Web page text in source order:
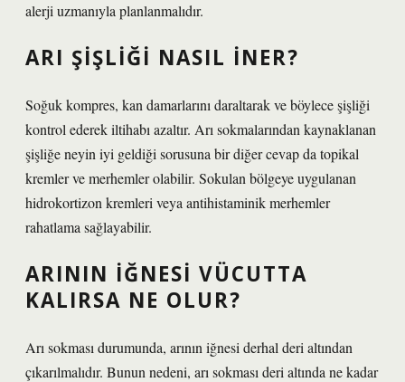
alerji uzmanıyla planlanmalıdır.
ARI ŞIŞLIĞI NASIL INER?
Soğuk kompres, kan damarlarını daraltarak ve böylece şişliği
kontrol ederek iltihabı azaltır. Arı sokmalarından kaynaklanan
şişliğe neyin iyi geldiği sorusuna bir diğer cevap da topikal
kremler ve merhemler olabilir. Sokulan bölgeye uygulanan
hidrokortizon kremleri veya antihistaminik merhemler
rahatlama sağlayabilir.
ARININ IĞNESI VÜCUTTA
KALIRSA NE OLUR?
Arı sokması durumunda, arının iğnesi derhal deri altından
çıkarılmalıdır. Bunun nedeni, arı sokması deri altında ne kadar